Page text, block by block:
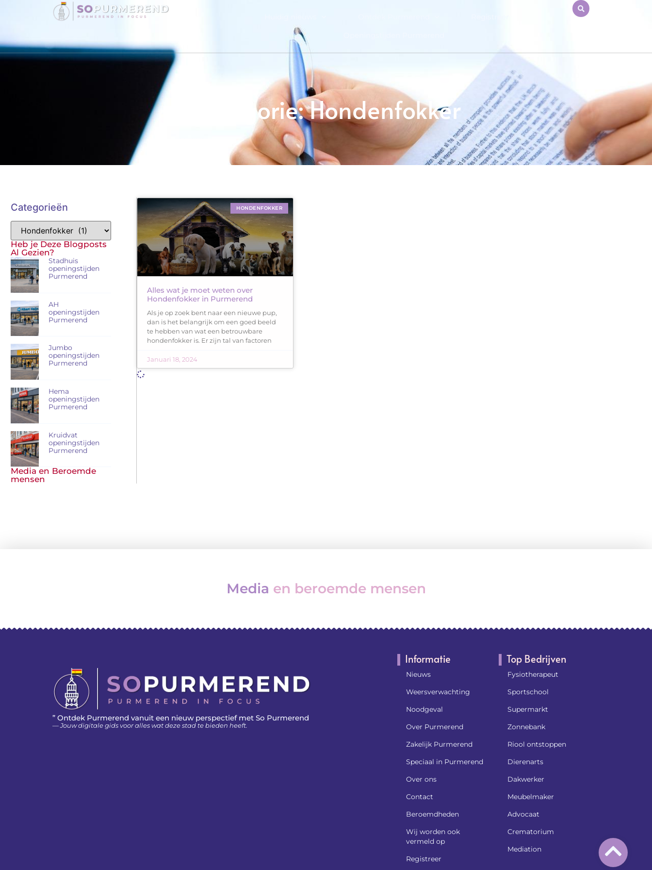
Categorie: Hondenfokker
Categorieën
Heb je Deze Blogposts
Al Gezien?
Stadhuis
openingstijden
Purmerend
AH
openingstijden
Purmerend
Jumbo
openingstijden
Purmerend
Hema
openingstijden
Purmerend
Kruidvat
openingstijden
Purmerend
Media en Beroemde
mensen
HONDENFOKKER
Alles wat je moet weten over
Hondenfokker in Purmerend
Als je op zoek bent naar een nieuwe pup,
dan is het belangrijk om een goed beeld
te hebben van wat een betrouwbare
hondenfokker is. Er zijn tal van factoren
Januari 18, 2024
Media en beroemde mensen
” Ontdek Purmerend vanuit een nieuw perspectief met So Purmerend
— Jouw digitale gids voor alles wat deze stad te bieden heeft.
Informatie
Nieuws
Weersverwachting
Noodgeval
Over Purmerend
Zakelijk Purmerend
Speciaal in Purmerend
Over ons
Contact
Beroemdheden
Wij worden ook
vermeld op
Registreer
Top Bedrijven
Fysiotherapeut
Sportschool
Supermarkt
Zonnebank
Riool ontstoppen
Dierenarts
Dakwerker
Meubelmaker
Advocaat
Crematorium
Mediation